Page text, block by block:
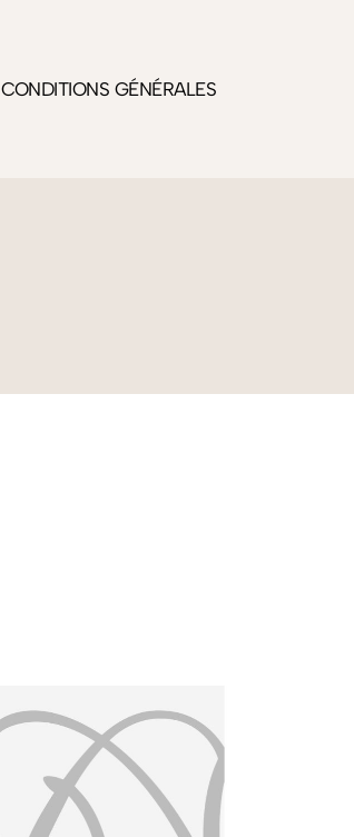
CONDITIONS GÉNÉRALES